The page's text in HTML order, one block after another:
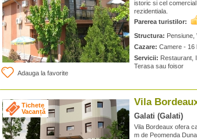
Adauga la favorite
istoric si cel
rezidentiala.
Parerea turistilor:
Structura: Pensiune,
Cazare: Camere - 16
Servicii: Restaurant,
Terasa sau foisor
Tichete
Vacanță
Vila
Galati (Galati)
Vila Bordeaux ofera
m de Peomenda